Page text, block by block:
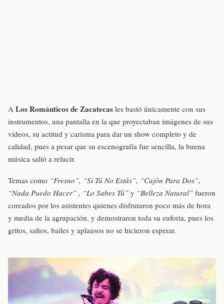
A Los Románticos de Zacatecas les bastó únicamente con sus
instrumentos, una pantalla en la que proyectaban imágenes de sus
videos, su actitud y carisma para dar un show completo y de
calidad, pues a pesar que su escenografía fue sencilla, la buena
música salió a relucir.
Temas como “Fresno”, “Si Tú No Estás”, “Cajón Para Dos”,
“Nada Puedo Hacer” , “Lo Sabes Tú” y “Belleza Natural” fueron
coreados por los asistentes quienes disfrutaron poco más de hora
y media de la agrupación, y demostraron toda su euforia, pues los
gritos, saltos, bailes y aplausos no se hicieron esperar.